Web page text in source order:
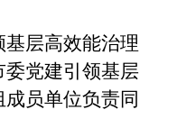
层高效能治理
党建引领基层
员单位负责同